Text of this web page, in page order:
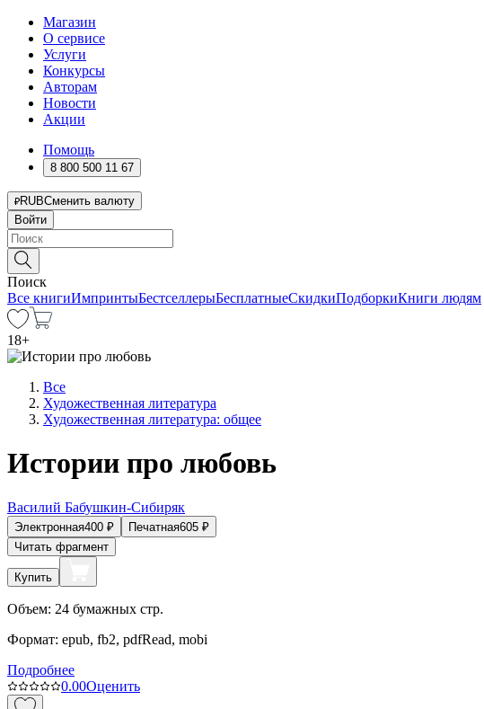
Магазин
О сервисе
Услуги
Конкурсы
Авторам
Новости
Акции
Помощь
8 800 500 11 67
RUBСменить валюту
Войти
Поиск
Все книгиИмпринтыБестселлерыБесплатныеСкидкиПодборкиКниги людям
18+
Все
Художественная литература
Художественная литература: общее
Истории про любовь
Василий Бабушкин-Сибиряк
Электронная400 ₽ Печатная605 ₽
Читать фрагмент
Купить
Объем: 24 бумажных стр.
Формат: epub, fb2, pdfRead, mobi
Подробнее
0.00Оценить